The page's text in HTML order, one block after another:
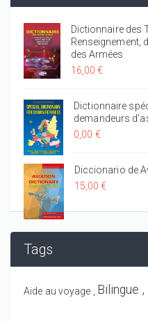
Dictionnaire des
Renseignement,
des Armées
16,00 €
Dictionnaire
demandeurs
0,00 €
Diccionario de
15,00 €
Tags
Aide au voyage Bilingue